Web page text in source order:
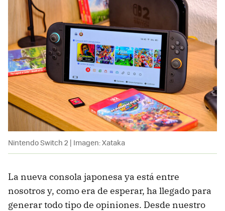
Nintendo Switch 2 | Imagen: Xataka
La nueva consola japonesa ya está entre
nosotros y, como era de esperar, ha llegado para
generar todo tipo de opiniones. Desde nuestro